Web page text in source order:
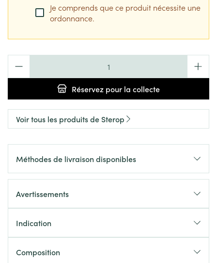
Je comprends que ce produit nécessite une
ordonnance.
Réservez pour la collecte
Voir tous les produits de Sterop
Méthodes de livraison disponibles
Avertissements
Indication
Composition